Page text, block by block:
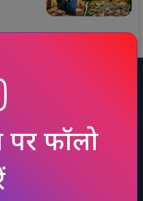
पर फॉलो
न्यूज़
स्टोरीज़